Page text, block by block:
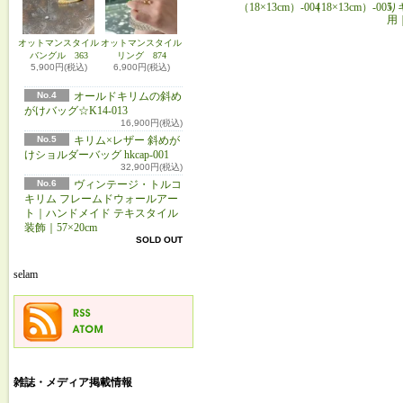
オットマンスタイル
バングル 363
5,900円(税込)
オットマンスタイル
リング 874
6,900円(税込)
No.4
オールドキリムの斜め
がけバッグ☆K14-013
16,900円(税込)
No.5
キリム×レザー 斜めが
けショルダーバッグ hkcap-001
32,900円(税込)
No.6
ヴィンテージ・トルコ
キリム フレームドウォールアー
ト｜ハンドメイド テキスタイル
装飾｜57×20cm
SOLD OUT
selam
雑誌・メディア掲載情報
（18×13cm）-004（18×13cm）-005り
用